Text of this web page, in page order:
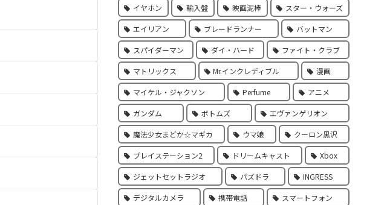
イヤホン 輸入盤 映画泥棒 スター・ウォーズ
エイリアン ブレードランナー バットマン
スパイダーマン ダイ・ハード ファイト・クラブ
マトリックス Mr.インクレディブル 漫画
マイケル・ジャクソン Perfume アニメ
ガンダム ボトムズ エヴァンゲリオン
魔法少女まどか☆マギカ ウマ娘 クーロン黒沢
プレイステーション2 ドリームキャスト Xbox
ジェットセットラジオ パズドラ INGRESS
デジタルカメラ 携帯電話 スマートフォン